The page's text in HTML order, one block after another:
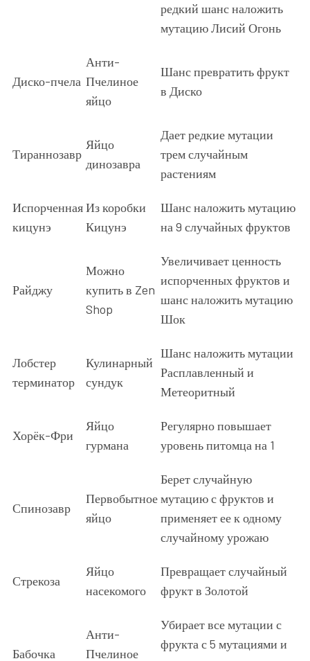
редкий шанс наложить
мутацию Лисий Огонь
Диско-пчела
Анти-
Пчелиное
яйцо
Шанс превратить фрукт
в Диско
Тираннозавр
Яйцо
динозавра
Дает редкие мутации
трем случайным
растениям
Испорченная
кицунэ
Из коробки
Кицунэ
Шанс наложить мутацию
на 9 случайных фруктов
Райджу
Можно
купить в Zen
Shop
Увеличивает ценность
испорченных фруктов и
шанс наложить мутацию
Шок
Лобстер
терминатор
Кулинарный
сундук
Шанс наложить мутации
Расплавленный и
Метеоритный
Хорёк-Фри
Яйцо
гурмана
Регулярно повышает
уровень питомца на 1
Спинозавр
Первобытное
яйцо
Берет случайную
мутацию с фруктов и
применяет ее к одному
случайному урожаю
Стрекоза
Яйцо
насекомого
Превращает случайный
фрукт в Золотой
Бабочка
Анти-
Пчелиное
Убирает все мутации с
фрукта с 5 мутациями и